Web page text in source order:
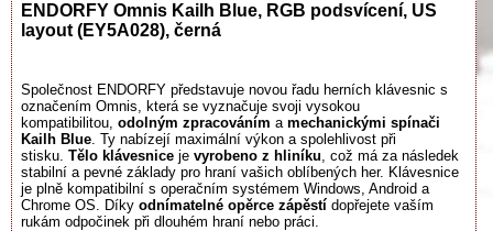
ENDORFY Omnis Kailh Blue, RGB podsvícení, US
layout (EY5A028), černá
Společnost ENDORFY představuje novou řadu herních klávesnic s
označením Omnis, která se vyznačuje svoji vysokou
kompatibilitou, odolným zpracováním a mechanickými spínači
Kailh Blue . Ty nabízejí maximální výkon a spolehlivost při
stisku. Tělo klávesnice je vyrobeno z hliníku , což má za následek
stabilní a pevné základy pro hraní vašich oblíbených her. Klávesnice
je plně kompatibilní s operačním systémem Windows, Android a
Chrome OS. Díky odnímatelné opěrce zápěstí dopřejete vaším
rukám odpočinek při dlouhém hraní nebo práci.